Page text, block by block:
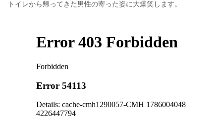
トイレから帰ってきた男性の寄った姿に大爆笑します。